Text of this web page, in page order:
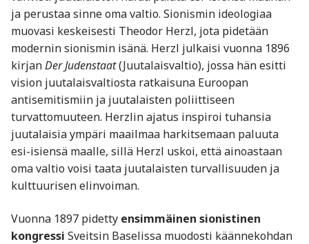
ja perustaa sinne oma valtio. Sionismin ideologiaa
muovasi keskeisesti Theodor Herzl, jota pidetään
modernin sionismin isänä. Herzl julkaisi vuonna 1896
kirjanDer Judenstaat(Juutalaisvaltio), jossa hän esitti
vision juutalaisvaltiosta ratkaisuna Euroopan
antisemitismiin ja juutalaisten poliittiseen
turvattomuuteen. Herzlin ajatus inspiroi tuhansia
juutalaisia ympäri maailmaa harkitsemaan paluuta
esi-isiensä maalle, sillä Herzl uskoi, että ainoastaan
oma valtio voisi taata juutalaisten turvallisuuden ja
kulttuurisen elinvoiman.
Vuonna 1897 pidetty ensimmäinen sionistinen
kongressi Sveitsin Baselissa muodosti käännekohdan